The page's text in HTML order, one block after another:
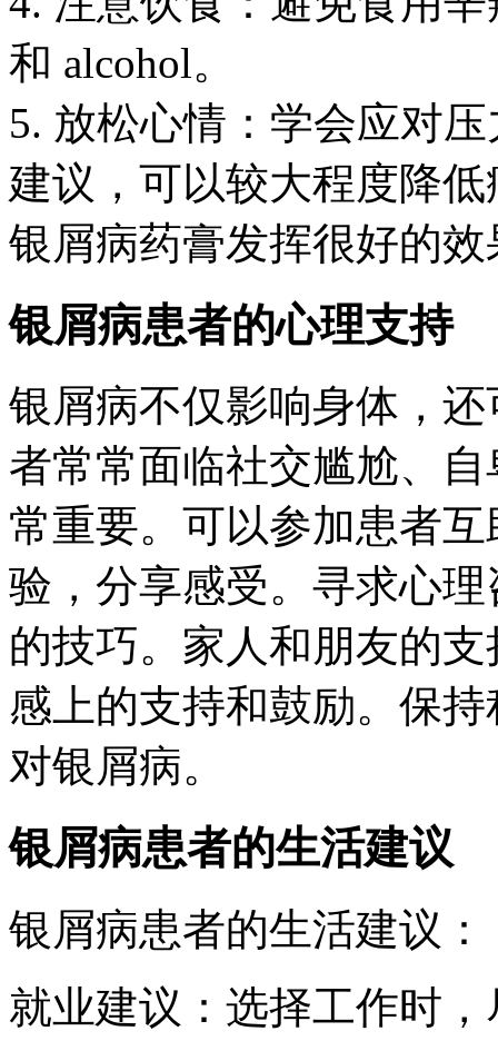
和 alcohol。
5. 放松心情：学会应对
建议，可以较大程度降
银屑病药膏发挥很好的效
银屑病患者的心理支持
银屑病不仅影响身体，
者常常面临社交尴尬、
常重要。可以参加患者
验，分享感受。寻求心
的技巧。家人和朋友的
感上的支持和鼓励。保
对银屑病。
银屑病患者的生活建议
银屑病患者的生活建议：
就业建议：选择工作时